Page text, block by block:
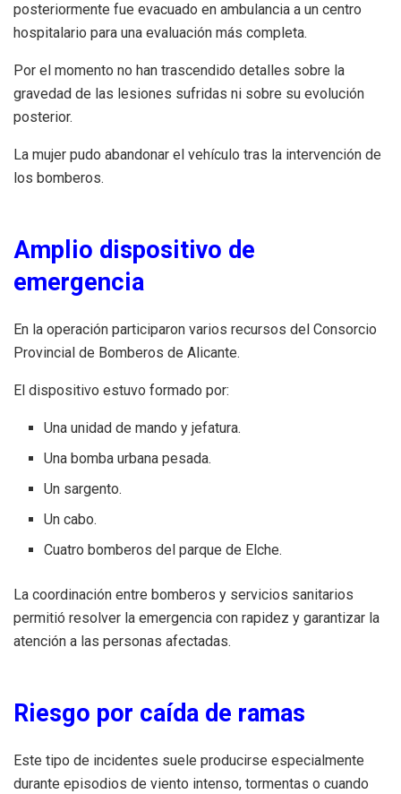
posteriormente fue evacuado en ambulancia a un centro
hospitalario para una evaluación más completa.
Por el momento no han trascendido detalles sobre la
gravedad de las lesiones sufridas ni sobre su evolución
posterior.
La mujer pudo abandonar el vehículo tras la intervención de
los bomberos.
Amplio dispositivo de
emergencia
En la operación participaron varios recursos del Consorcio
Provincial de Bomberos de Alicante.
El dispositivo estuvo formado por:
Una unidad de mando y jefatura.
Una bomba urbana pesada.
Un sargento.
Un cabo.
Cuatro bomberos del parque de Elche.
La coordinación entre bomberos y servicios sanitarios
permitió resolver la emergencia con rapidez y garantizar la
atención a las personas afectadas.
Riesgo por caída de ramas
Este tipo de incidentes suele producirse especialmente
durante episodios de viento intenso, tormentas o cuando